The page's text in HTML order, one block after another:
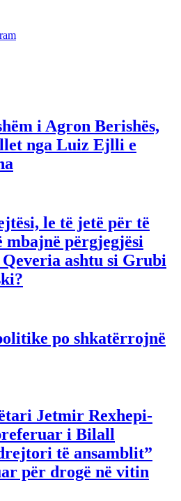
i Agron Berishës,
nga Luiz Ejlli e
le të jetë për të
mbajnë përgjegjësi
ashtu si Grubi
po shkatërrojnë
Jetmir Rexhepi-
i Bilall
të ansamblit”
për drogë në vitin